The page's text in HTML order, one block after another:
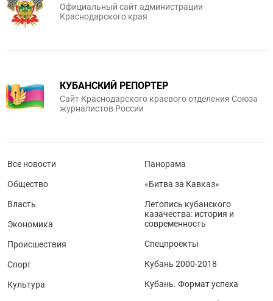
Официальный сайт администрации
Краснодарского края
КУБАНСКИЙ РЕПОРТЕР
Сайт Краснодарского краевого отделения Союза
журналистов России
Все новости
Общество
Власть
Экономика
Происшествия
Спорт
Культура
Панорама
«Битва за Кавказ»
Летопись кубанского
казачества: история и
современность
Спецпроекты
Кубань 2000-2018
Кубань. Формат успеха